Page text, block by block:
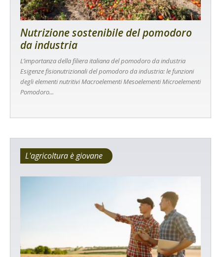
Nutrizione sostenibile del pomodoro
da industria
L’importanza della filiera italiana del pomodoro da industria
Esigenze fisionutrizionali del pomodoro da industria: le funzioni
degli elementi nutritivi Macroelementi Mesoelementi Microelementi
Pomodoro...
L'agricoltura è giovane